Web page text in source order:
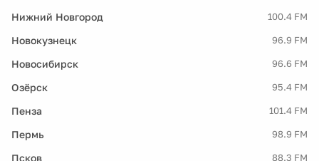
Нижний Новгород 100.4 FM
Новокузнецк 96.9 FM
Новосибирск 96.6 FM
Озёрск 95.4 FM
Пенза 101.4 FM
Пермь 98.9 FM
Псков 88.3 FM